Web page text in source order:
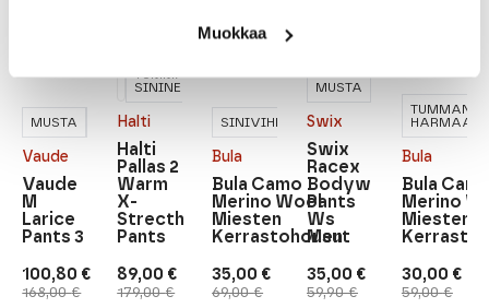
Muokkaa
Vaude
168,00€
Alkuperäinen
100,80 €
Nykyinen
Vaude
M
Larice
Pants 3
MUSTA SININEN
Halti
179,00€
Alkuperäinen
89,00 €
Nykyinen
Halti
Pallas 2
Warm
X-
Strecth
Pants
TUMMAN
SININEN
Bula
69,00€
Alkuperäinen
35,00 €
Nykyinen
Bula Camo
Merino Wool
Miesten
Kerrastohousut
SINIVIHREÄ Swix
59,90€
Alkuperäinen
35,00 €
Nykyinen
Swix
Racex
Bodyw
Pants
Ws
Men
MUSTA
Bula
59,00€
30,00 €
Nykyinen
Bula
Merino
Miesten
TUMMAN
HARMAA